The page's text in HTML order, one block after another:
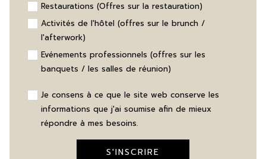
Restaurations (Offres sur la restauration)
Activités de l'hôtel (offres sur le brunch /
l'afterwork)
Evénements professionnels (offres sur les
banquets / les salles de réunion)
Je consens à ce que le site web conserve les
informations que j'ai soumise afin de mieux
répondre à mes besoins.
S'INSCRIRE